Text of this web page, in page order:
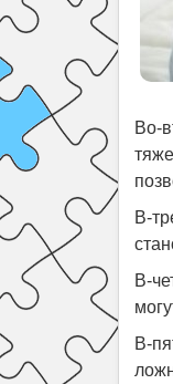
Во-
В-
В-
В-